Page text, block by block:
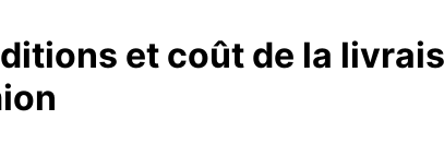
et coût de la